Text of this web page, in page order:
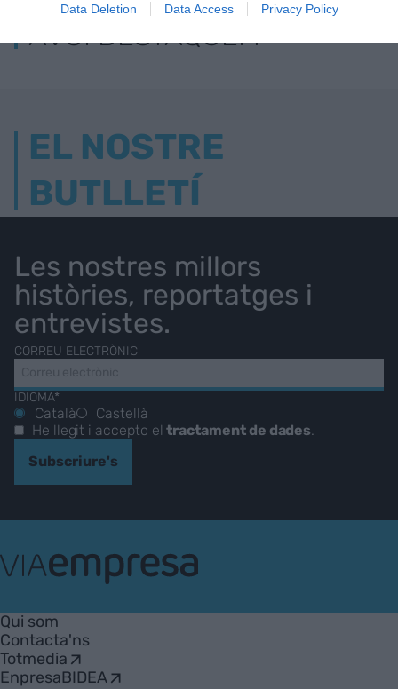
Data Deletion Data Access Privacy Policy
AVUI DESTAQUEM
EL NOSTRE
BUTLLETÍ
Les nostres millors
històries, reportatges i
entrevistes.
CORREU ELECTRÒNIC
IDIOMA*
Català
Castellà
He llegit i accepto eltractament de dades.
Subscriure's
Empresa
Qui som
Contacta'ns
Totmedia
EnpresaBIDEA